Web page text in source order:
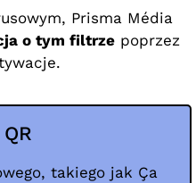
Prisma Média
o tym filtrzepoprzez
takiego jak Ça